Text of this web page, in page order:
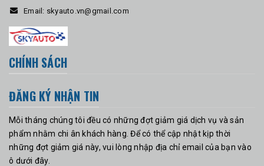
Email: skyauto.vn@gmail.com
CHÍNH SÁCH
ĐĂNG KÝ NHẬN TIN
Mỗi tháng chúng tôi đều có những đợt giảm giá dịch vụ và sản
phẩm nhằm chi ân khách hàng. Để có thể cập nhật kịp thời
những đợt giảm giá này, vui lòng nhập địa chỉ email của bạn vào
ô dưới đây.